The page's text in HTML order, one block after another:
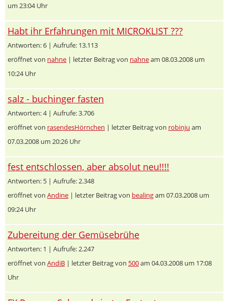
um 23:04 Uhr
Habt ihr Erfahrungen mit MICROKLIST ???
Antworten: 6 | Aufrufe: 13.113
eröffnet von nahne | letzter Beitrag von nahneam 08.03.2008 um
10:24 Uhr
salz - buchinger fasten
Antworten: 4 | Aufrufe: 3.706
eröffnet von rasendesHörnchen | letzter Beitrag von robinju am
07.03.2008 um 20:26 Uhr
fest entschlossen, aber absolut neu!!!!
Antworten: 5 | Aufrufe: 2.348
eröffnet von Andine | letzter Beitrag von bealingam 07.03.2008 um
09:24 Uhr
Zubereitung der Gemüsebrühe
Antworten: 1 | Aufrufe: 2.247
eröffnet von AndiB | letzter Beitrag von 500am 04.03.2008 um 17:08
Uhr